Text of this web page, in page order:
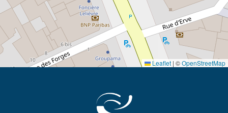
Leaflet | ©OpenStreetMap